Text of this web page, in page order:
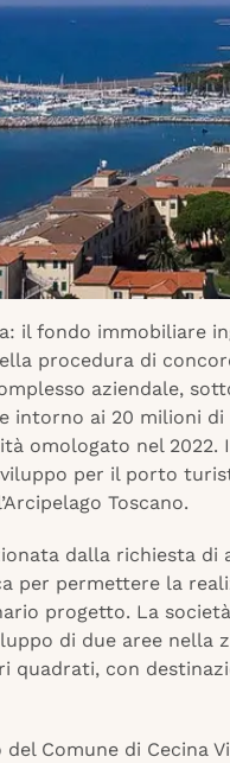
il fondo immobiliare
procedura di
aziendale,
intorno ai 20 milioni di
omologato nel 2022.
per il porto
Toscano.
dalla richiesta di
per permettere la
progetto. La
di due aree nella
quadrati, con
Comune di Cecina